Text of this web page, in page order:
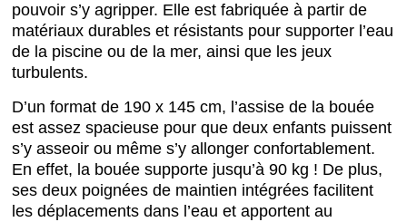
pouvoir s’y agripper. Elle est fabriquée à partir de
matériaux durables et résistants pour supporter l’eau
de la piscine ou de la mer, ainsi que les jeux
turbulents.
D’un format de 190 x 145 cm, l’assise de la bouée
est assez spacieuse pour que deux enfants puissent
s’y asseoir ou même s’y allonger confortablement.
En effet, la bouée supporte jusqu’à 90 kg ! De plus,
ses deux poignées de maintien intégrées facilitent
les déplacements dans l’eau et apportent au